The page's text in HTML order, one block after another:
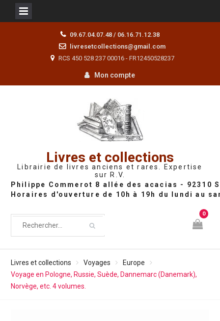
09.67.04.07.48 / 06.16.71.12.38
livresetcollections@gmail.com
RCS 450 528 237 00016 - FR12450528237
Mon compte
Livres et collections
Librairie de livres anciens et rares. Expertise
sur R.V.
0
Livres et collections Voyages
Europe
Voyage en Pologne, Russie, Suède, Dannemarc (Danemark),
Norvège, etc. 4 volumes.